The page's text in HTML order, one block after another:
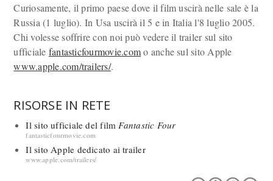
Curiosamente, il primo paese dove il film uscirà nelle sale è la
Russia (1 luglio). In Usa uscirà il 5 e in Italia l'8 luglio 2005.
Chi volesse soffrire con noi può vedere il trailer sul sito
ufficiale fantasticfourmovie.como anche sul sito Apple
www.apple.com/trailers/.
RISORSE IN RETE
Il sito ufficiale del film Fantastic Four
fantasticfourmovie.com
Il sito Apple dedicato ai trailer
www.apple.com/trailers/